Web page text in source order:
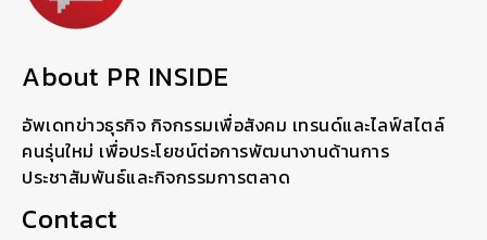
About PR INSIDE
อัพเดทข่าวธุรกิจ กิจกรรมเพื่อสังคม เทรนด์และไลฟ์สไตล์
คนรุ่นใหม่ เพื่อประโยชน์ต่อการพัฒนางานด้านการ
ประชาสัมพันธ์และกิจกรรมการตลาด
Contact